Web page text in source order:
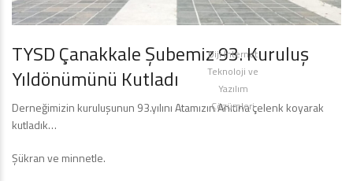
TYSD Çanakkale Şubemiz 93. Kuruluş
Yıldönümünü Kutladı
Derneğimizin kuruluşunun 93.yılını Atamızın Anıtına çelenk koyarak
kutladık…
Şükran ve minnetle.
Diji İnternet
Teknoloji ve
Yazılım
Çözümleri